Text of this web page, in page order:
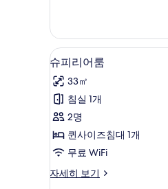
영
장
사
진
모
두
보
기
3
개,
전
용
수
영
장
자
세
히
보
기
슈
피
리
어
룸
사
모
16
슈피리어룸
33㎡
침실 1개
2명
퀸사이즈침대 1개
무료 WiFi
자세히 보기
슈